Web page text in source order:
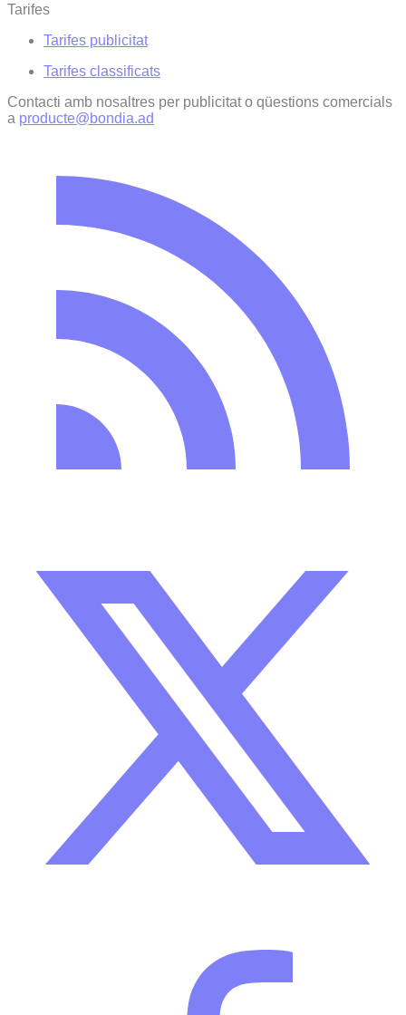
Tarifes
Tarifes publicitat
Tarifes classificats
Contacti amb nosaltres per publicitat o qüestions comercials
a producte@bondia.ad